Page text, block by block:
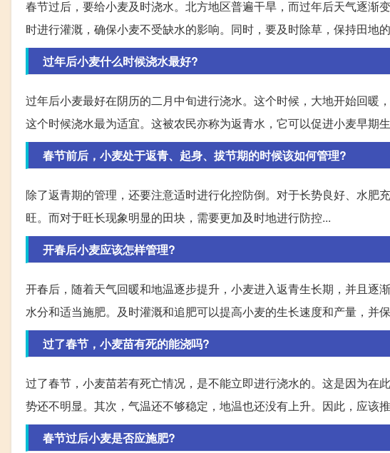
春节过后，要给小麦及时浇水。北方地区普遍干旱，而过年后天气逐渐
时进行灌溉，确保小麦不受缺水的影响。同时，要及时除草，保持田地
过年后小麦什么时候浇水最好?
过年后小麦最好在阴历的二月中旬进行浇水。这个时候，大地开始回暖
这个时候浇水最为适宜。这被农民亦称为返青水，它可以促进小麦早期
春节前后，小麦处于返青、起身、拔节期的时候该如何管理?
除了返青期的管理，还要注意适时进行化控防倒。对于长势良好、水肥
旺。而对于旺长现象明显的田块，需要更加及时地进行防控...
开春后小麦应该怎样管理?
开春后，随着天气回暖和地温逐步提升，小麦进入返青生长期，并且逐
水分和适当施肥。及时灌溉和追肥可以提高小麦的生长速度和产量，并
过了春节，小麦苗有死的能浇吗?
过了春节，小麦苗若有死亡情况，是不能立即进行浇水的。这是因为在
势还不明显。其次，气温还不够稳定，地温也还没有上升。因此，应该
春节过后小麦是否应施肥?